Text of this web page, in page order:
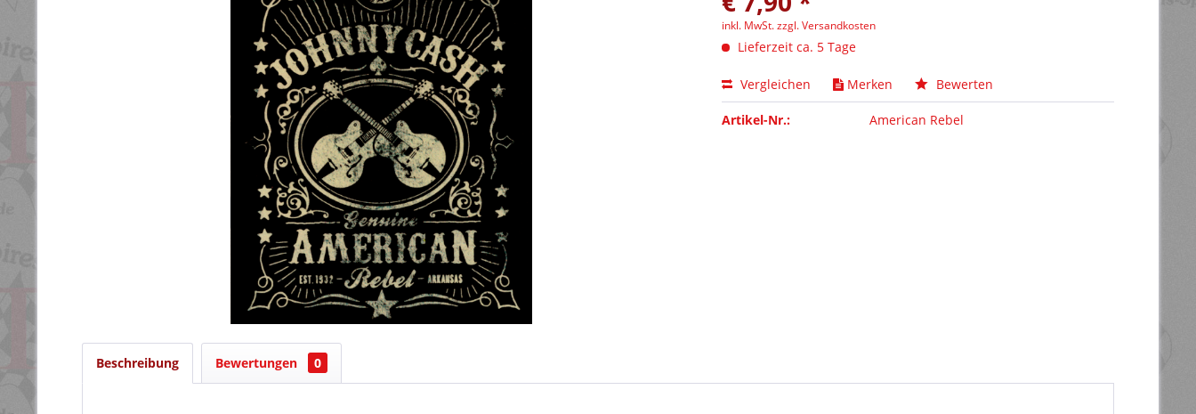
inkl. MwSt.zzgl. Versandkosten
Lieferzeit ca. 5 Tage
Vergleichen Merken Bewerten
Artikel-Nr.: American Rebel
Beschreibung Bewertungen 0